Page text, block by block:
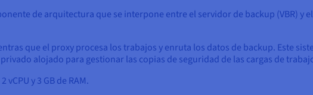
de arquitectura que se interpone entre el servidor de backup (VBR) y
que el proxy procesa los trabajos y enruta los datos de backup. Este
alojado para gestionar las copias de seguridad de las cargas de
y 3 GB de RAM.